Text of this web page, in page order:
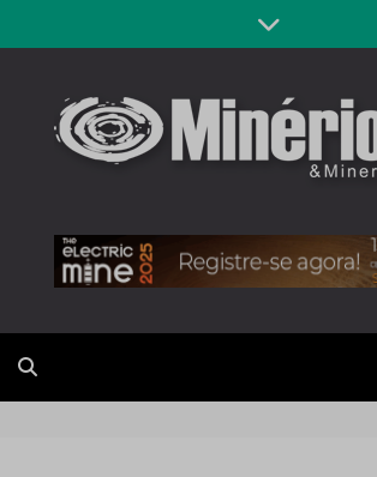
to
Revista